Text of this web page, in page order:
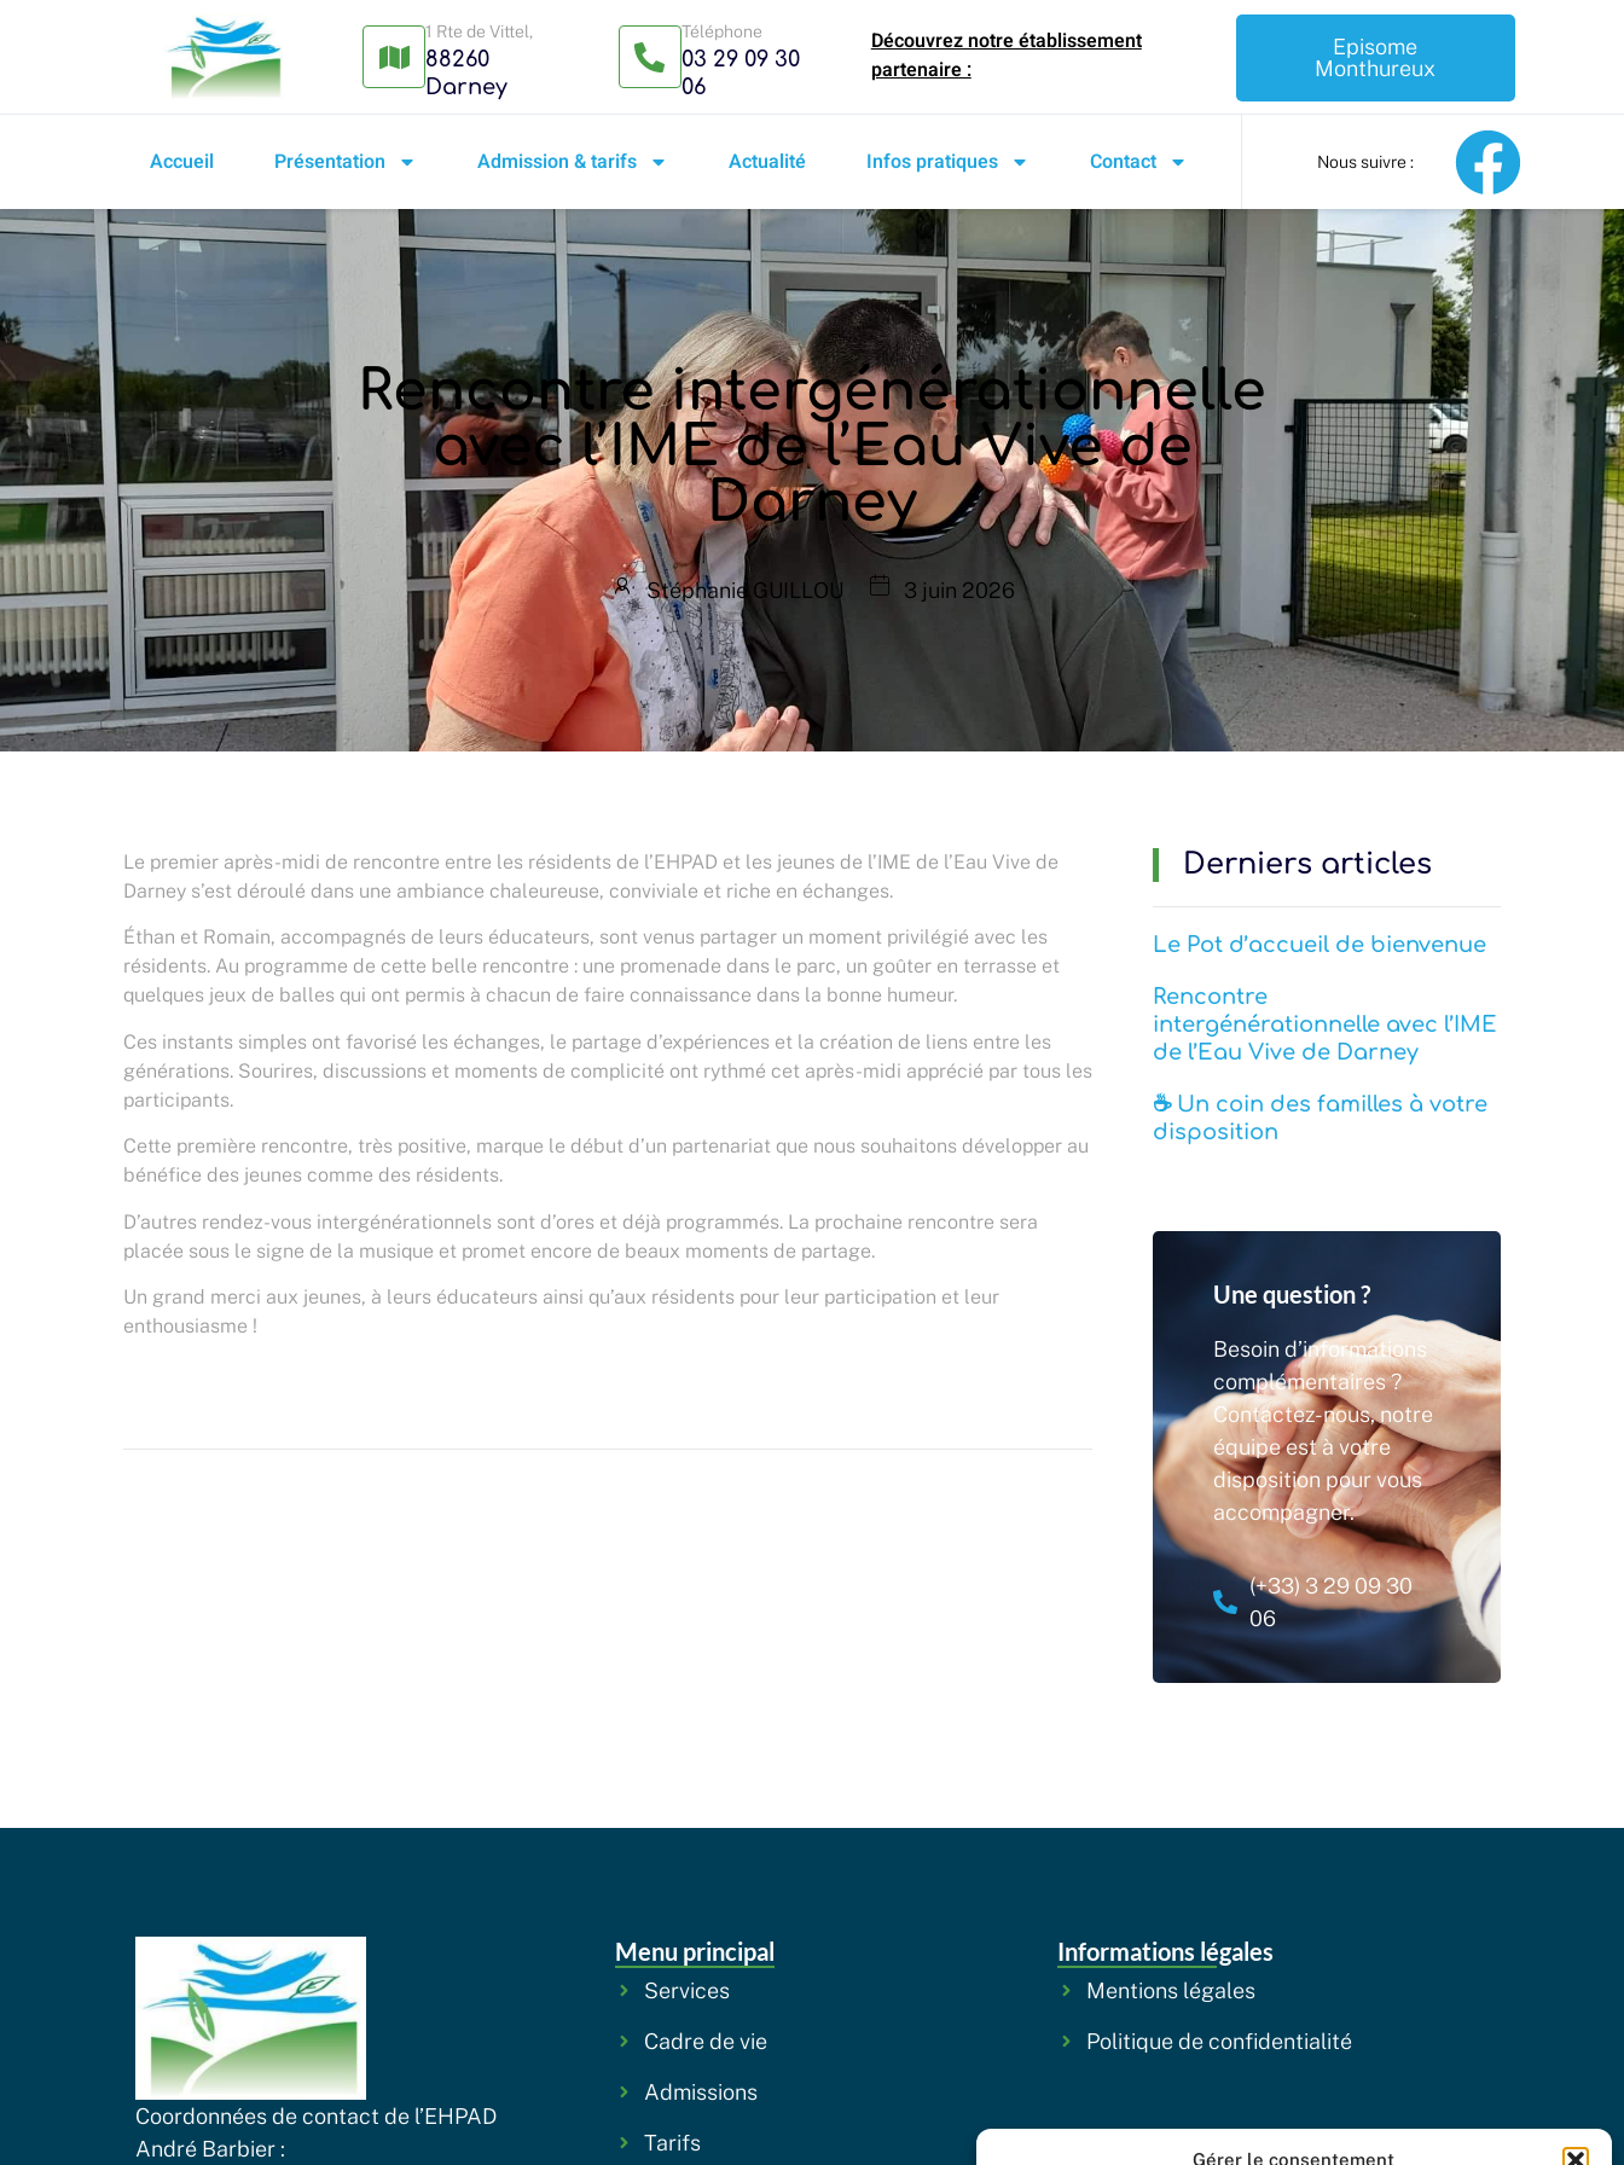
Gérer le consentement
1 Rte de Vittel,
88260
Darney
Téléphone
03 29 09 30
06
Découvrez notre établissement
partenaire :
Episome
Monthureux
Accueil Présentation Admission & tarifs Actualité Infos pratiques Contact Nous suivre :
Rencontre intergénérationnelle
avec l’IME de l’Eau Vive de
Darney
Stéphanie GUILLOU 3 juin 2026
Le premier après-midi de rencontre entre les résidents de l’EHPAD et les jeunes de l’IME de l’Eau Vive de
Darney s’est déroulé dans une ambiance chaleureuse, conviviale et riche en échanges.
Éthan et Romain, accompagnés de leurs éducateurs, sont venus partager un moment privilégié avec les
résidents. Au programme de cette belle rencontre : une promenade dans le parc, un goûter en terrasse et
quelques jeux de balles qui ont permis à chacun de faire connaissance dans la bonne humeur.
Ces instants simples ont favorisé les échanges, le partage d’expériences et la création de liens entre les
générations. Sourires, discussions et moments de complicité ont rythmé cet après-midi apprécié par tous les
participants.
Cette première rencontre, très positive, marque le début d’un partenariat que nous souhaitons développer au
bénéfice des jeunes comme des résidents.
D’autres rendez-vous intergénérationnels sont d’ores et déjà programmés. La prochaine rencontre sera
placée sous le signe de la musique et promet encore de beaux moments de partage.
Un grand merci aux jeunes, à leurs éducateurs ainsi qu’aux résidents pour leur participation et leur
enthousiasme !
Derniers articles
Le Pot d’accueil de bienvenue
Rencontre
intergénérationnelle avec l’IME
de l’Eau Vive de Darney
☕ Un coin des familles à votre
disposition
Une question ?
Besoin d’informations
complémentaires ?
Contactez-nous, notre
équipe est à votre
disposition pour vous
accompagner.
(+33) 3 29 09 30
06
Coordonnées de contact de l’EHPAD
André Barbier :
Menu principal
Services
Cadre de vie
Admissions
Tarifs
Informations légales
Mentions légales
Politique de confidentialité